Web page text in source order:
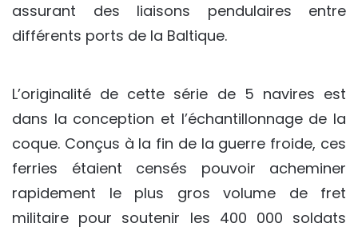
assurant des liaisons pendulaires entre
différents ports de la Baltique.
L’originalité de cette série de 5 navires est
dans la conception et l’échantillonnage de la
coque. Conçus à la fin de la guerre froide, ces
ferries étaient censés pouvoir acheminer
rapidement le plus gros volume de fret
militaire pour soutenir les 400 000 soldats